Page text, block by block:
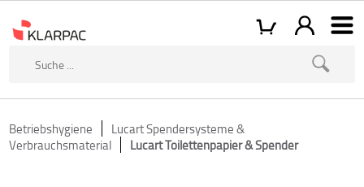
Betriebshygiene
Lucart Spendersysteme &
Verbrauchsmaterial
Lucart Toilettenpapier & Spender